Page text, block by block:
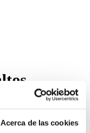
Acerca de las cookies